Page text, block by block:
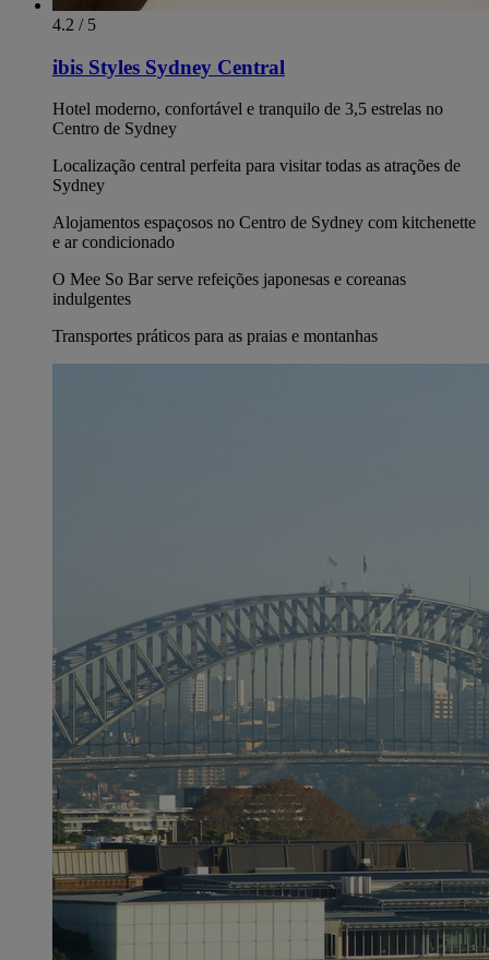
4.2 / 5
ibis Styles Sydney Central
Hotel moderno, confortável e tranquilo de 3,5 estrelas no
Centro de Sydney
Localização central perfeita para visitar todas as atrações de
Sydney
Alojamentos espaçosos no Centro de Sydney com kitchenette
e ar condicionado
O Mee So Bar serve refeições japonesas e coreanas
indulgentes
Transportes práticos para as praias e montanhas